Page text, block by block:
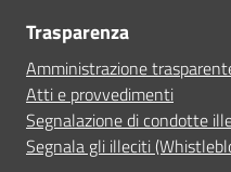
Trasparenza
Amministrazione
Atti e provvedimenti
Segnalazione di condotte
Segnala gli illeciti